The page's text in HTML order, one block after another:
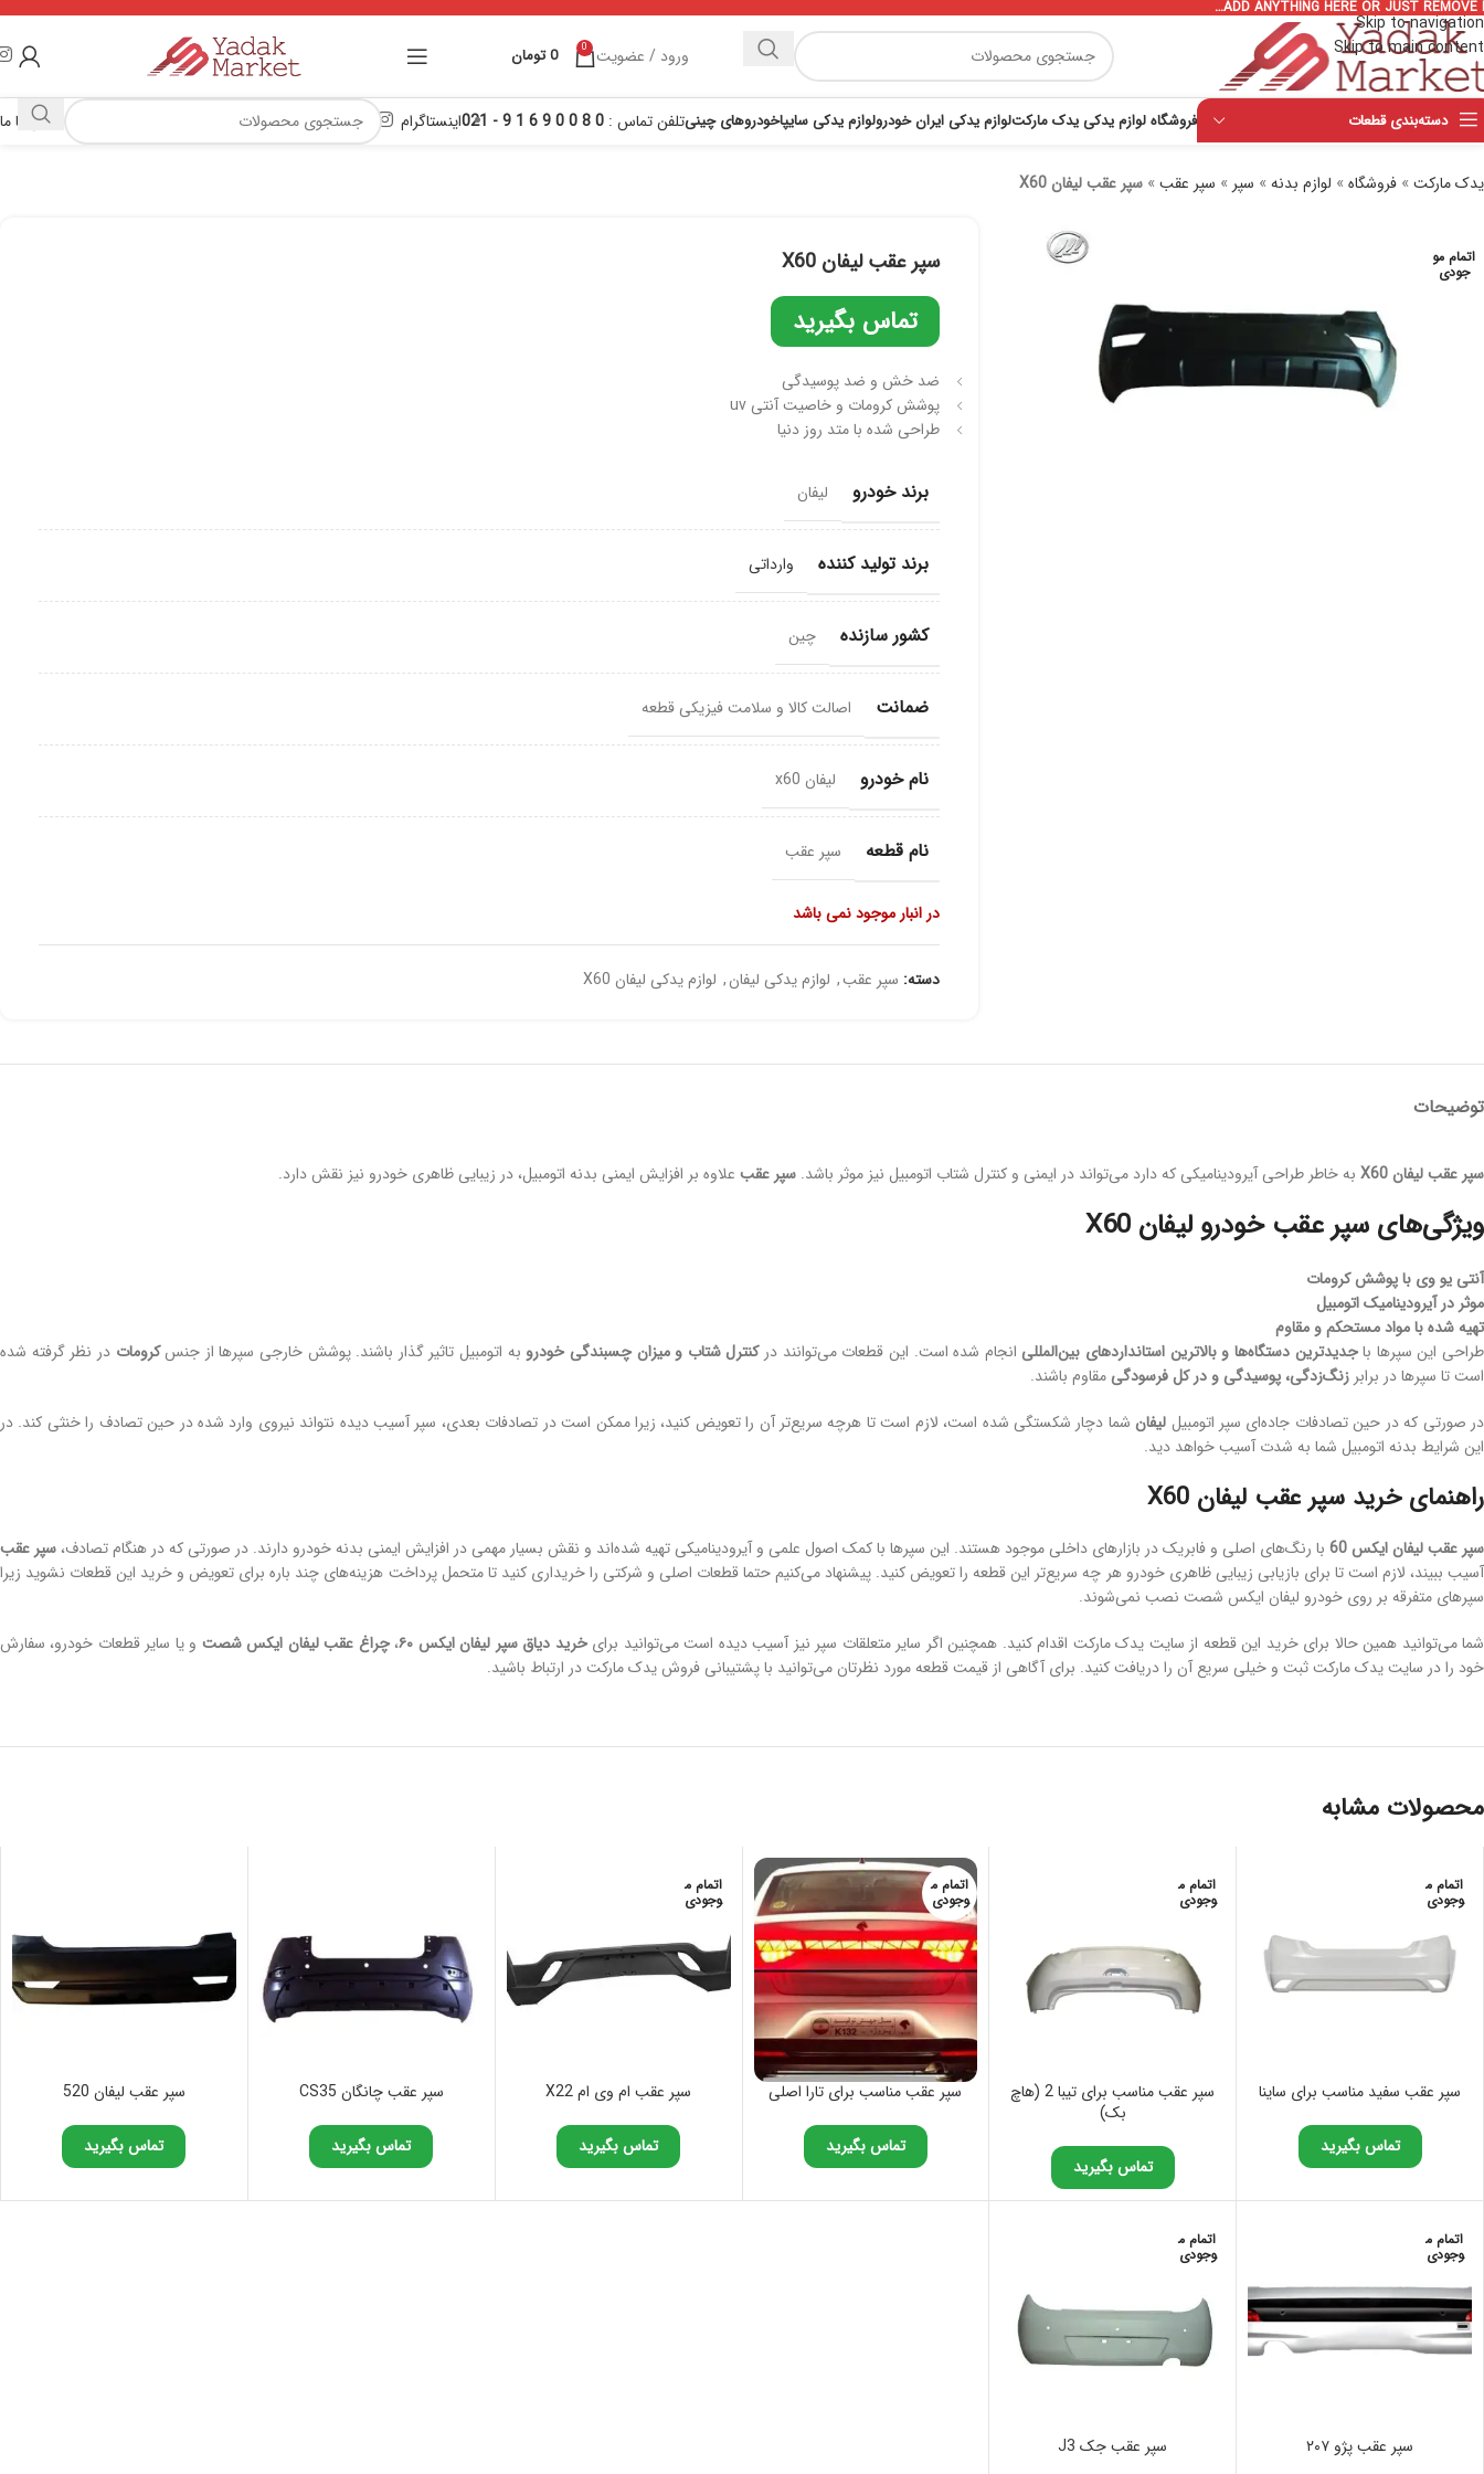
Skip to navigation
Skip to main content
ADD ANYTHING HERE OR JUST REMOVE
ورود / عضویت 0
0 تومان
دسته‌بندی قطعات فروشگاه لوازم یدکی یدک مارکتلوازم یدکی ایران خودرولوازم یدکی سایپاخودروهای چینیتلفن تماس : 0 8 0 0 9 6 1 9 - 021 اینستاگرام تماس با ما
یدک مارکت» فروشگاه» لوازم بدنه» سپر » سپر عقب» سپر عقب لیفان X60
اتمام مو
جودی سپر عقب لیفان X60
تماس بگیرید
ضد خش و ضد پوسیدگی
پوشش کرومات و خاصیت آنتی uv
طراحی شده با متد روز دنیا
برند خودرو لیفان
برند تولید کننده وارداتی
کشور سازنده چین
ضمانت اصالت کالا و سلامت فیزیکی قطعه
نام خودرو لیفان x60
نام قطعه سپر عقب
در انبار موجود نمی باشد
دسته: سپر عقب, لوازم یدکی لیفان, لوازم یدکی لیفان X60
توضیحات
سپر عقب لیفان X60 به خاطر طراحی آیرودینامیکی که دارد می‌تواند در ایمنی و کنترل شتاب اتومبیل نیز موثر باشد. سپر عقب علاوه بر افزایش ایمنی بدنه اتومبیل، در زیبایی ظاهری خودرو نیز نقش دارد.
ویژگی‌های سپر عقب خودرو لیفان X60
آنتی یو وی با پوشش کرومات
موثر در آیرودینامیک اتومبیل
تهیه شده با مواد مستحکم و مقاوم
طراحی این سپرها باجدیدترین دستگاه‌ها و بالاترین استانداردهای بین‌المللی انجام شده است. این قطعات می‌توانند درکنترل شتاب و میزان چسبندگی خودرو به اتومبیل تاثیر گذار باشند. پوشش خارجی سپرها از جنسکرومات در نظر گرفته شده
است تا سپرها در برابر زنگ‌زدگی، پوسیدگی و در کل فرسودگی مقاوم باشند.
در صورتی که در حین تصادفات جاده‌ای سپر اتومبیل لیفان شما دچار شکستگی شده است، لازم است تا هرچه سریع‌تر آن را تعویض کنید، زیرا ممکن است در تصادفات بعدی، سپر آسیب دیده نتواند نیروی وارد شده در حین تصادف را خنثی کند. در
این شرایط بدنه اتومبیل شما به شدت آسیب خواهد دید.
راهنمای خرید سپر عقب لیفان X60
سپر عقب لیفان ایکس 60 با رنگ‌های اصلی و فابریک در بازارهای داخلی موجود هستند. این سپرها با کمک اصول علمی و آیرودینامیکی تهیه شده‌اند و نقش بسیار مهمی در افزایش ایمنی بدنه خودرو دارند. در صورتی که در هنگام تصادف، سپر عقب
آسیب ببیند، لازم است تا برای بازیابی زیبایی ظاهری خودرو هر چه سریع‌تر این قطعه را تعویض کنید. پیشنهاد می‌کنیم حتما قطعات اصلی و شرکتی را خریداری کنید تا متحمل پرداخت هزینه‌های چند باره برای تعویض و خرید این قطعات نشوید زیرا
سپرهای متفرقه بر روی خودرو لیفان ایکس شصت نصب نمی‌شوند.
شما می‌توانید همین حالا برای خرید این قطعه از سایت یدک مارکت اقدام کنید. همچنین اگر سایر متعلقات سپر نیز آسیب دیده است می‌توانید برایخرید دیاق سپر لیفان ایکس ۶۰،چراغ عقب لیفان ایکس شصت و یا سایر قطعات خودرو، سفارش
خود را در سایت یدک مارکت ثبت و خیلی سریع آن را دریافت کنید. برای آگاهی از قیمت قطعه مورد نظرتان می‌توانید با پشتیبانی فروش یدک مارکت در ارتباط باشید.
محصولات مشابه
اتمام م
وجودی
سپر عقب سفید مناسب برای ساینا
تماس بگیرید
اتمام م
وجودی
سپر عقب مناسب برای تیبا 2 (هاچ
بک)
تماس بگیرید
اتمام م
وجودی
سپر عقب مناسب برای تارا اصلی
تماس بگیرید
اتمام م
وجودی
سپر عقب ام وی ام X22
تماس بگیرید
سپر عقب چانگان CS35
تماس بگیرید
سپر عقب لیفان 520
تماس بگیرید
اتمام م
وجودی
سپر عقب پژو ۲۰۷
اتمام م
وجودی
سپر عقب جک J3